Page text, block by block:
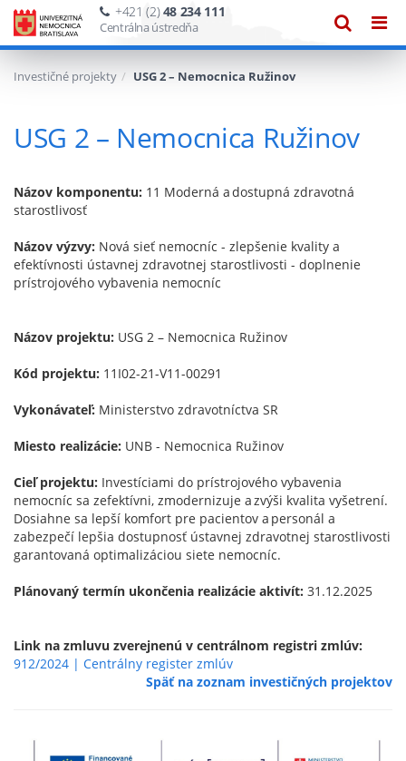
+421 (2)48 234 111
Centrálna ústredňa
Investičné projekty USG 2 – Nemocnica Ružinov
USG 2 – Nemocnica Ružinov
Názov komponentu: 11 Moderná a dostupná zdravotná
starostlivosť
Názov výzvy: Nová sieť nemocníc - zlepšenie kvality a
efektívnosti ústavnej zdravotnej starostlivosti - doplnenie
prístrojového vybavenia nemocníc
Názov projektu: USG 2 – Nemocnica Ružinov
Kód projektu: 11I02-21-V11-00291
Vykonávateľ: Ministerstvo zdravotníctva SR
Miesto realizácie: UNB - Nemocnica Ružinov
Cieľ projektu: Investíciami do prístrojového vybavenia
nemocníc sa zefektívni, zmodernizuje a zvýši kvalita vyšetrení.
Dosiahne sa lepší komfort pre pacientov a personál a
zabezpečí lepšia dostupnosť ústavnej zdravotnej starostlivosti
garantovaná optimalizáciou siete nemocníc.
Plánovaný termín ukončenia realizácie aktivít: 31.12.2025
Link na zmluvu zverejnenú v centrálnom registri zmlúv:
912/2024 | Centrálny register zmlúv
Späť na zoznam investičných projektov